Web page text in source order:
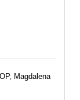
Magdalena